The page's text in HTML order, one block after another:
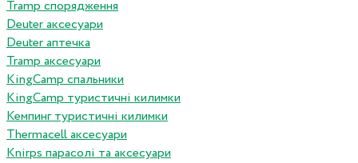
Tramp спорядження
Deuter аксесуари
Deuter аптечка
Tramp аксесуари
KingCamp спальники
KingCamp туристичні килимки
Кемпинг туристичні килимки
Thermacell аксесуари
Knirps парасолі та аксесуари